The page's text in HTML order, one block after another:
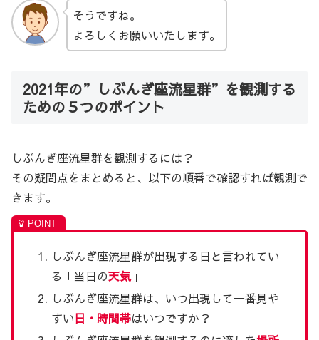
そうですね。
よろしくお願いいたします。
2021年の”しぶんぎ座流星群”を観測する
ための５つのポイント
しぶんぎ座流星群を観測するには？
その疑問点をまとめると、以下の順番で確認すれば観測で
きます。
しぶんぎ座流星群が出現する日と言われてい
る「当日の天気」
しぶんぎ座流星群は、いつ出現して一番見や
すい日・時間帯はいつですか？